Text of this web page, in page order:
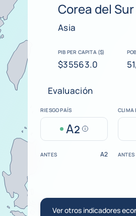
Corea del Sur
Asia
PIB PER CAPITA ($)
$35563.0
Evaluación
RIESGO PAÍS
A2 Help
CLIMA
ANTES A2 ANTES
Ver otros indicadores